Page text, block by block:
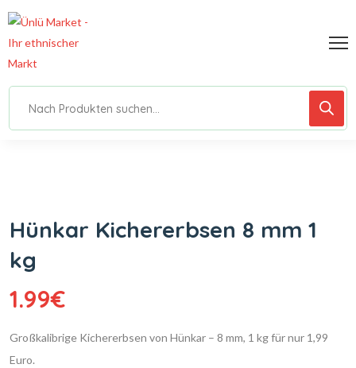
Hünkar Kichererbsen 8 mm 1
kg
1.99€
Großkalibrige Kichererbsen von Hünkar – 8 mm, 1 kg für nur 1,99
Euro.